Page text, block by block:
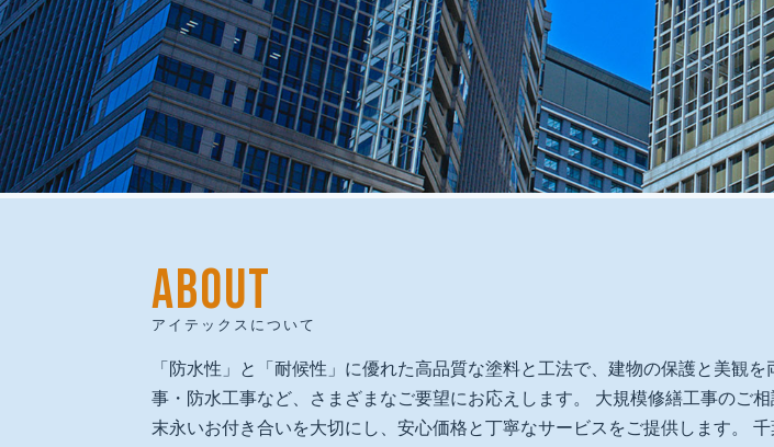
人と地域の未来を創る
技術と品質で人と地域の未来を守る
「建物再生のプロフェッショナル」として、
社会に必要とされ続ける企業を目指します。
ABOUT
アイテックスについて
「防水性」と「耐候性」に優れた高品質な塗料と工法で、建物の保護と美観
事・防水工事など、さまざまなご要望にお応えします。 大規模修繕工事のご
末永いお付き合いを大切にし、安心価格と丁寧なサービスをご提供します。